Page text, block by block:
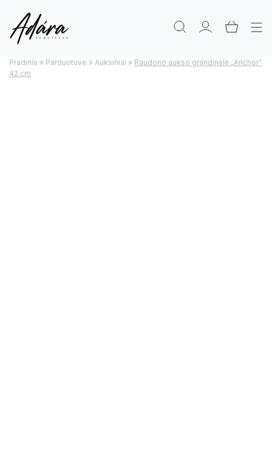
Pradinis » Parduotuve » Auksiniai » Raudono aukso grandinėlė „Anchor”
42 cm